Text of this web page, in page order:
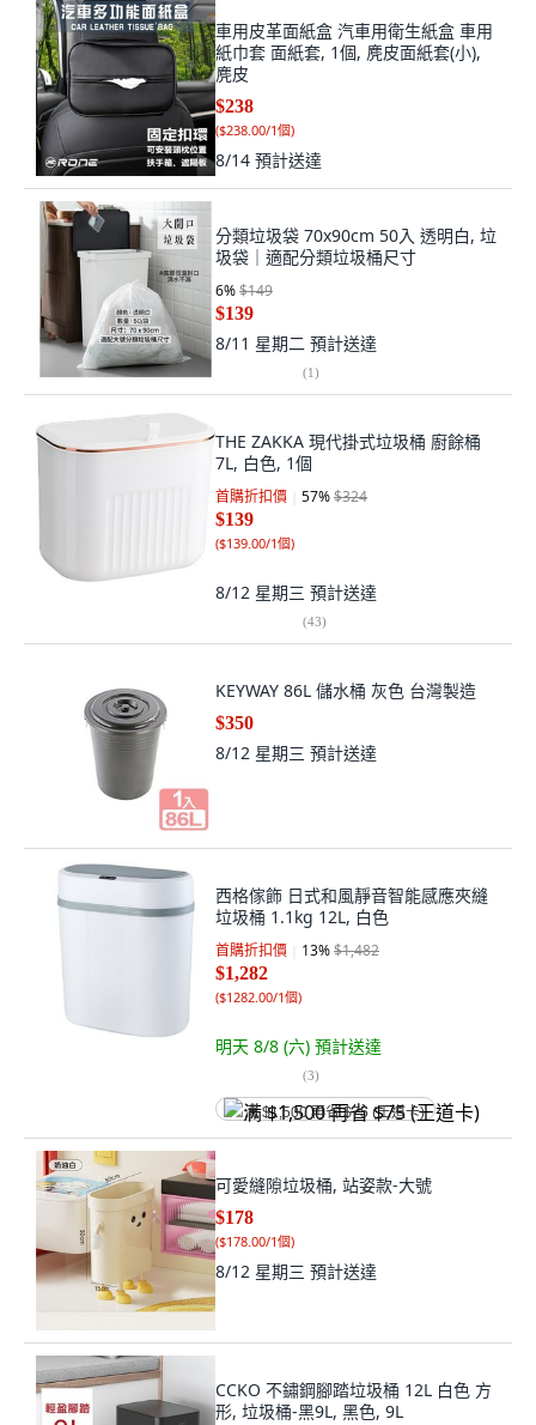
車用皮革面紙盒 汽車用衛生紙盒 車用
紙巾套 面紙套, 1個, 麂皮面紙套(小),
麂皮
$238
($238.00/1個)
8/14 預計送達
分類垃圾袋 70x90cm 50入 透明白, 垃
圾袋｜適配分類垃圾桶尺寸
6%$149
$139
8/11 星期二 預計送達
(1)
THE ZAKKA 現代掛式垃圾桶 廚餘桶
7L, 白色, 1個
首購折扣價 57%$324
$139
($139.00/1個)
8/12 星期三 預計送達
(43)
KEYWAY 86L 儲水桶 灰色 台灣製造
$350
8/12 星期三 預計送達
西格傢飾 日式和風靜音智能感應夾縫
垃圾桶 1.1kg 12L, 白色
首購折扣價 13%$1,482
$1,282
($1282.00/1個)
明天 8/8 (六) 預計送達
(3)
满 $1,500 再省 $75 (王道卡)
可愛縫隙垃圾桶, 站姿款-大號
$178
($178.00/1個)
8/12 星期三 預計送達
CCKO 不鏽鋼腳踏垃圾桶 12L 白色 方
形, 垃圾桶-黑9L, 黑色, 9L